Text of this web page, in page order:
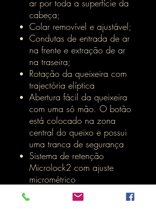
ar por toda a superfície da
cabeça;
Colar removível e ajustável;
Condutas de entrada de ar
na frente e extração de ar
na traseira;
Rotação da queixeira com
trajectória elíptica
Abertura fácil da queixeira
com uma só mão. O botão
está colocado na zona
central do queixo e possui
uma tranca de segurança
Sistema de retenção
Microlock2 com ajuste
micrométrico
Desenho interior optimizado
para maior conforto e um